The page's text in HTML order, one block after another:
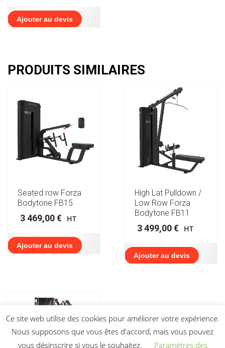
Ajouter au devis
PRODUITS SIMILAIRES
Seated row Forza
Bodytone FB15
3 469,00€ HT
Ajouter au devis
High Lat Pulldown /
Low Row Forza
Bodytone FB11
3 499,00€ HT
Ajouter au devis
Ce site web utilise des cookies pour améliorer votre expérience.
Nous supposons que vous êtes d'accord, mais vous pouvez
vous désinscrire si vous le souhaitez.
Paramètres des